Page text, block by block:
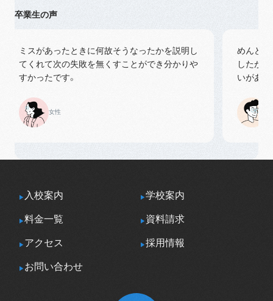
卒業生の声
ミスがあったときに何故そうなったかを説明し
てくれて次の失敗を無くすことができ分かりや
すかったです。
女性
めんどく
したが受
いがあり
男性
入校案内 学校案内
料金一覧 資料請求
アクセス 採用情報
お問い合わせ